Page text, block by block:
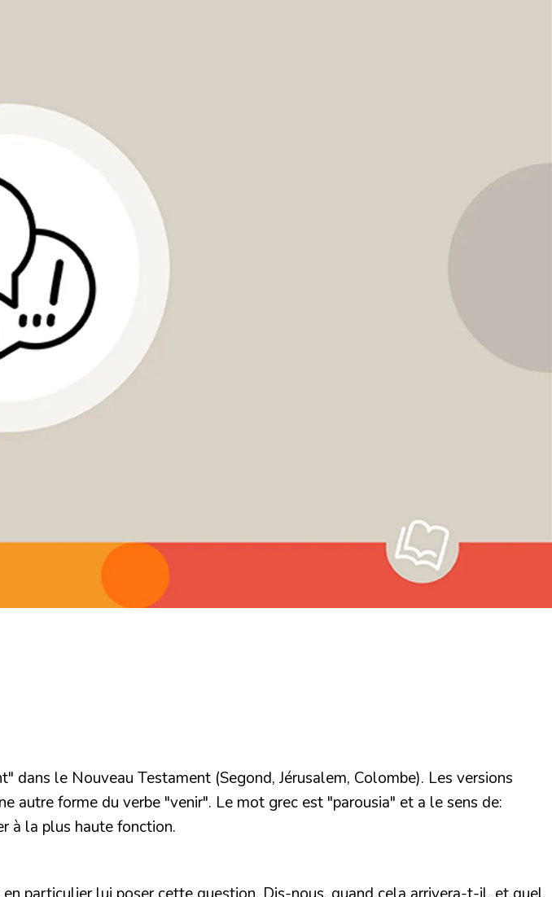
" dans le Nouveau Testament (Segond, Jérusalem, Colombe). Les versions
autre forme du verbe "venir". Le mot grec est "parousia" et a le sens de:
à la plus haute fonction.